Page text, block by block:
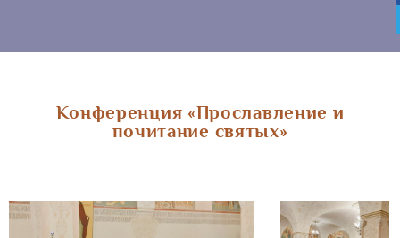
Конференция «Прославление и
почитание святых»